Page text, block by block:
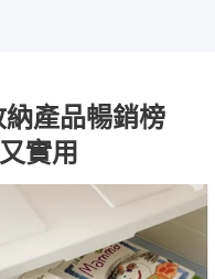
納產品暢銷榜
實用